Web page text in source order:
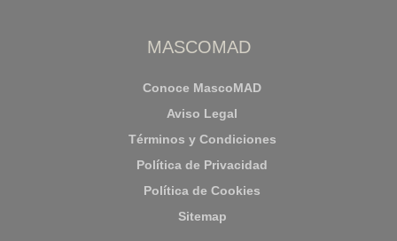
MASCOMAD
Conoce MascoMAD
Aviso Legal
Términos y Condiciones
Política de Privacidad
Política de Cookies
Sitemap